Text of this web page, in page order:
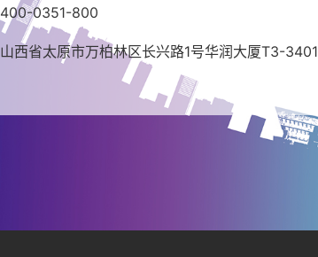
400-0351-800
山西省太原市万柏林区长兴路1号华润大厦T3-3401